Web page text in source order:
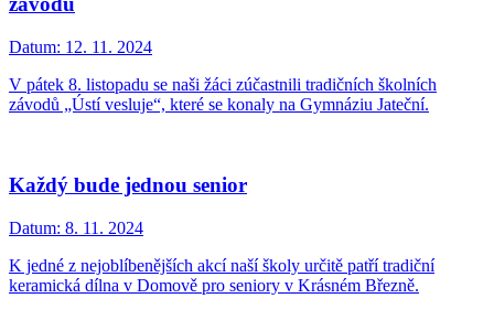
Datum: 12. 11. 2024
V pátek 8. listopadu se naši žáci zúčastnili tradičních školních
závodů „Ústí vesluje“, které se konaly na Gymnáziu Jateční.
Každý bude jednou senior
Datum: 8. 11. 2024
K jedné z nejoblíbenějších akcí naší školy určitě patří tradiční
keramická dílna v Domově pro seniory v Krásném Březně.